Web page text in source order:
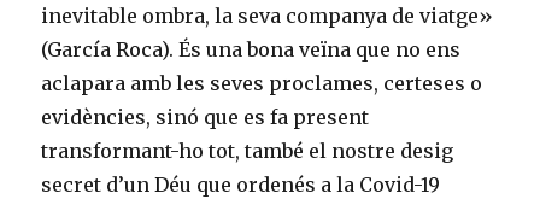
inevitable ombra, la seva companya de viatge»
(García Roca). És una bona veïna que no ens
aclapara amb les seves proclames, certeses o
evidències, sinó que es fa present
transformant-ho tot, també el nostre desig
secret d’un Déu que ordenés a la Covid-19